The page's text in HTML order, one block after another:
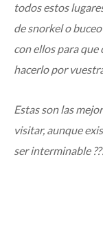
todos estos
de snorkel o
con ellos para que
hacerlo por
Estas son las
visitar, aunque
ser interminable